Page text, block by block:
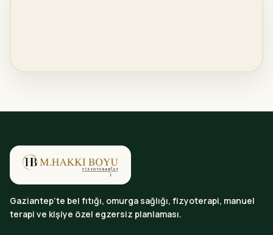
Gaziantep’te bel fıtığı, omurga sağlığı, fizyoterapi, manuel
terapi ve kişiye özel egzersiz planlaması.